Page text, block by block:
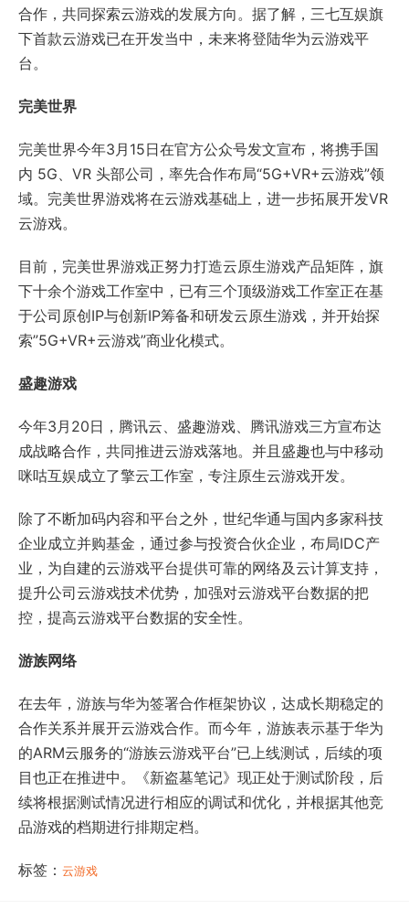
合作，共同探索云游戏的发展方向。据了解，三七互娱旗
下首款云游戏已在开发当中，未来将登陆华为云游戏平
台。
完美世界
完美世界今年3月15日在官方公众号发文宣布，将携手国
内 5G、VR 头部公司，率先合作布局“5G+VR+云游戏”领
域。完美世界游戏将在云游戏基础上，进一步拓展开发VR
云游戏。
目前，完美世界游戏正努力打造云原生游戏产品矩阵，旗
下十余个游戏工作室中，已有三个顶级游戏工作室正在基
于公司原创IP与创新IP筹备和研发云原生游戏，并开始探
索”5G+VR+云游戏”商业化模式。
盛趣游戏
今年3月20日，腾讯云、盛趣游戏、腾讯游戏三方宣布达
成战略合作，共同推进云游戏落地。并且盛趣也与中移动
咪咕互娱成立了擎云工作室，专注原生云游戏开发。
除了不断加码内容和平台之外，世纪华通与国内多家科技
企业成立并购基金，通过参与投资合伙企业，布局IDC产
业，为自建的云游戏平台提供可靠的网络及云计算支持，
提升公司云游戏技术优势，加强对云游戏平台数据的把
控，提高云游戏平台数据的安全性。
游族网络
在去年，游族与华为签署合作框架协议，达成长期稳定的
合作关系并展开云游戏合作。而今年，游族表示基于华为
的ARM云服务的“游族云游戏平台”已上线测试，后续的项
目也正在推进中。《新盗墓笔记》现正处于测试阶段，后
续将根据测试情况进行相应的调试和优化，并根据其他竞
品游戏的档期进行排期定档。
标签： 云游戏